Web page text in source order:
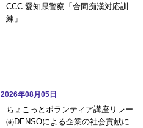
CCC 愛知県警察「合同痴漢対応訓
練」
ちょこっとボランティア講座リレー
㈱DENSOによる企業の社会貢献に
2026年08月05日